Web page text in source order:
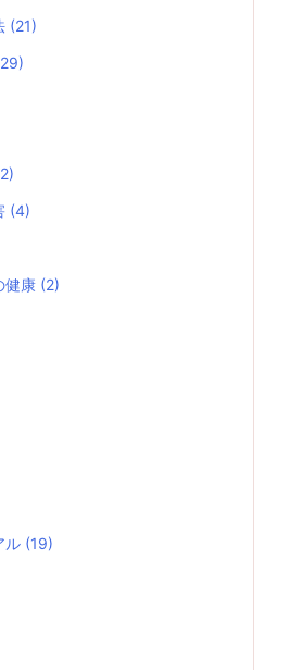
(21)
(4)
健康 (2)
ル (19)